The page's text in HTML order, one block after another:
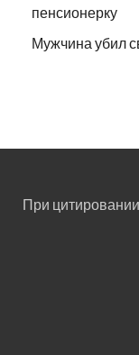
пенсионерку
Мужчина убил
При